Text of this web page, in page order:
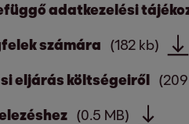
adatkezelési
számára (182 kb)
eljárás költségeiről
(0.5 MB)